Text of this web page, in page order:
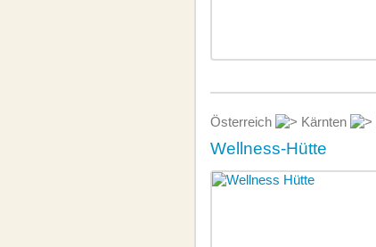
Österreich Kärnten
Wellness-Hütte